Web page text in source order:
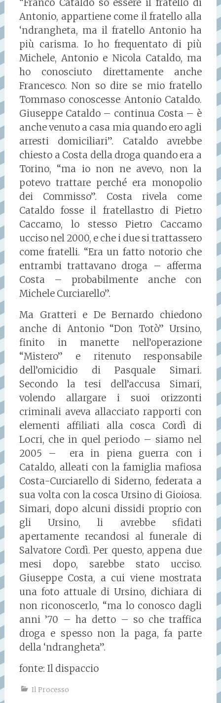
“Franco Cataldo so essere il fratello di
Antonio, appartiene come il fratello alla
‘ndrangheta, ma il fratello Antonio ha
più carisma. Io ho frequentato di più
Michele, Antonio e Nicola Cataldo, ma
ho conosciuto direttamente anche
Francesco. Non so dire se mio fratello
Tommaso conoscesse Antonio Cataldo.
Giuseppe Cataldo – continua Costa – è
anche venuto a casa mia quando ero agli
arresti domiciliari”. Cataldo avrebbe
chiesto a Costa della droga quando era a
Torino, “ma io non ne avevo, non la
potevo trattare perché era monopolio
dei Commisso”. Costa rivela come
Cataldo fosse il fratellastro di Pietro
Caccamo, lo stesso Pietro Caccamo
ucciso nel 2000, e che i due si trattassero
come fratelli. “Era un fatto notorio che
entrambi trattavano droga – afferma
Costa – probabilmente anche con
Michele Curciarello”.
Ma Gratteri e De Bernardo chiedono
anche di Antonio “Don Totò” Ursino,
finito in manette nell’operazione
“Mistero” e ritenuto responsabile
dell’omicidio di Pasquale Simari.
Secondo la tesi dell’accusa Simari,
volendo allargare i suoi orizzonti
criminali aveva allacciato rapporti con
elementi affiliati alla cosca Cordì di
Locri, che in quel periodo – siamo nel
2005 – era in piena guerra con i
Cataldo, alleati con la famiglia mafiosa
Costa-Curciarello di Siderno, federata a
sua volta con la cosca Ursino di Gioiosa.
Simari, dopo alcuni dissidi proprio con
gli Ursino, li avrebbe sfidati
apertamente recandosi al funerale di
Salvatore Cordì. Per questo, appena due
mesi dopo, sarebbe stato ucciso.
Giuseppe Costa, a cui viene mostrata
una foto attuale di Ursino, dichiara di
non riconoscerlo, “ma lo conosco dagli
anni ’70 – ha detto – so che traffica
droga e spesso non la paga, fa parte
della ‘ndrangheta”.
fonte: Il dispaccio
Il Processo